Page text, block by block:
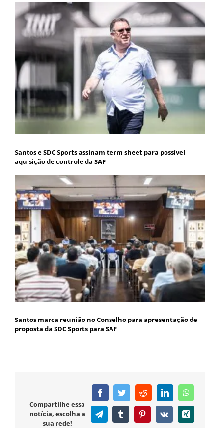
Santos e SDC Sports assinam term sheet para possível
aquisição de controle da SAF
Santos marca reunião no Conselho para apresentação de
proposta da SDC Sports para SAF
Compartilhe essa
notícia, escolha a
sua rede!
FacebookTwitterRedditLinkedIn
TelegramTumblr PinterestVk Xing